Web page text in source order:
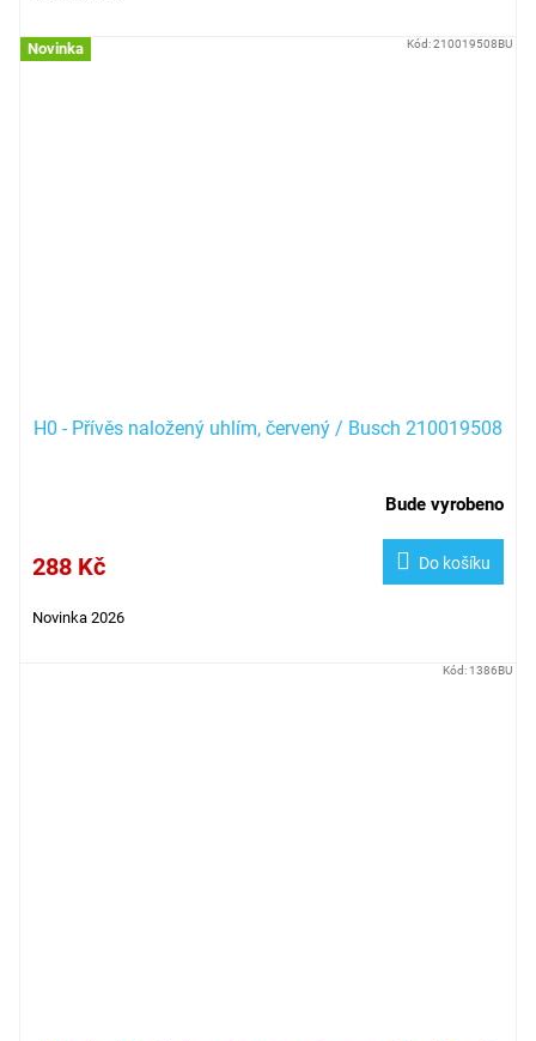
Novinka
H0 - Přívěs naložený uhlím, červený / Busch 210019508
Bude vyrobeno
288 Kč Do košíku
Novinka 2026
Kód:210019508BU
Kód: 1386BU